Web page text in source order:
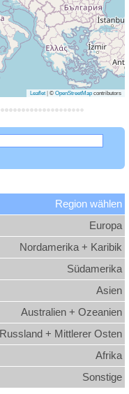
Leaflet © OpenStreetMap contributors
Region wählen
Europa
Nordamerika + Karibik
Südamerika
Asien
Australien + Ozeanien
Russland + Mittlerer Osten
Afrika
Sonstige